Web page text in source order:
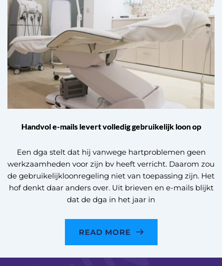
Handvol e-mails levert volledig gebruikelijk loon op
Een dga stelt dat hij vanwege hartproblemen geen
werkzaamheden voor zijn bv heeft verricht. Daarom zou
de gebruikelijkloonregeling niet van toepassing zijn. Het
hof denkt daar anders over. Uit brieven en e-mails blijkt
dat de dga in het jaar in
READ MORE